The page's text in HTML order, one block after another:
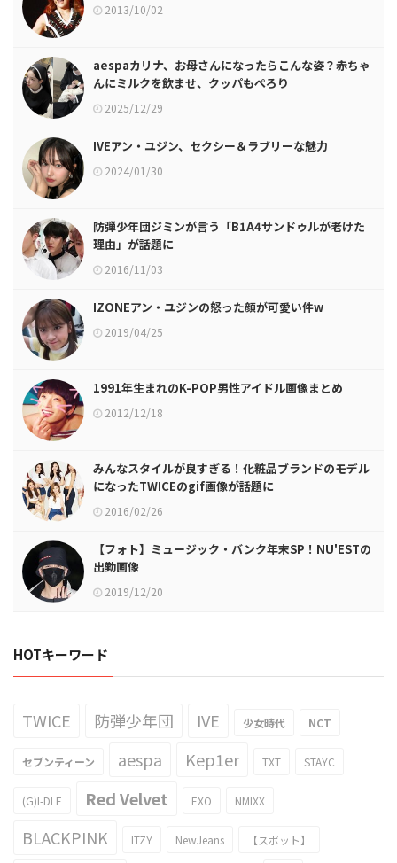
2013/10/02
aespaカリナ、お母さんになったらこんな姿？赤ちゃ
んにミルクを飲ませ、クッパもぺろり
2025/12/29
IVEアン・ユジン、セクシー＆ラブリーな魅力
2024/01/30
防弾少年団ジミンが言う「B1A4サンドゥルが老けた
理由」が話題に
2016/11/03
IZONEアン・ユジンの怒った顔が可愛い件w
2019/04/25
1991年生まれのK-POP男性アイドル画像まとめ
2012/12/18
みんなスタイルが良すぎる！化粧品ブランドのモデル
になったTWICEのgif画像が話題に
2016/02/26
【フォト】ミュージック・バンク年末SP！NU'ESTの
出勤画像
2019/12/20
HOTキーワード
TWICE 防弾少年団 IVE 少女時代 NCT
セブンティーン aespa Kep1er TXT STAYC
(G)I-DLE Red Velvet EXO NMIXX
BLACKPINK ITZY NewJeans 【スポット】